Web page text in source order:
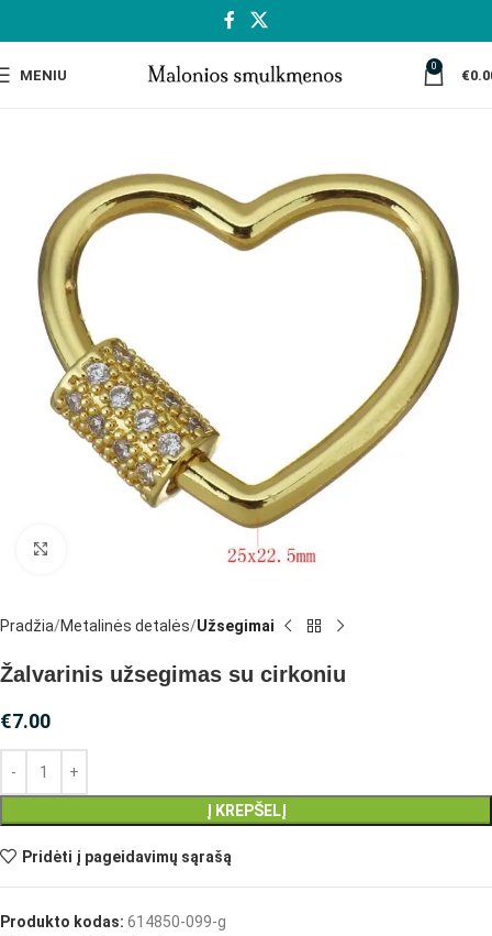
MENIU
0
€
Spustelėkite, jei norite padidinti
Pradžia Metalinės detalės Užsegimai
Žalvarinis užsegimas su cirkoniu
€7.00
Į KREPŠELĮ
Pridėti į pageidavimų sąrašą
Produkto kodas: 614850-099-g